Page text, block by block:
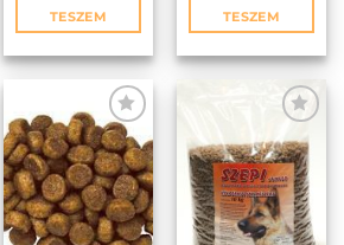
TESZEM
TESZEM